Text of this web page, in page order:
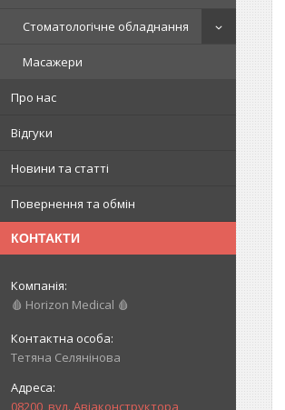
Стоматологічне обладнання
Масажери
Про нас
Відгуки
Новини та статті
Повернення та обмін
КОНТАКТИ
🩸 Horizon Medical 🩸
Тетяна Селянінова
08200, вул. Авіаконструктора